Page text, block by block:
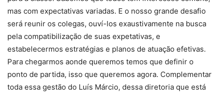
mas com expectativas variadas. E o nosso grande desafio
será reunir os colegas, ouví-los exaustivamente na busca
pela compatibilização de suas expetativas, e
estabelecermos estratégias e planos de atuação efetivas.
Para chegarmos aonde queremos temos que definir o
ponto de partida, isso que queremos agora. Complementar
toda essa gestão do Luís Márcio, dessa diretoria que está